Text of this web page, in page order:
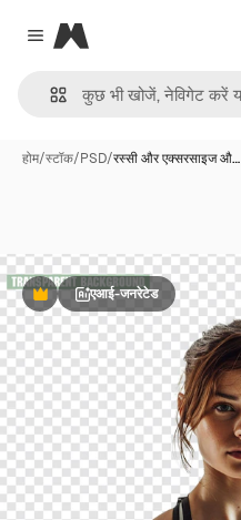
Close menu
Magnific
होम/स्टॉक/PSD/रस्सी और एक्सरसाइज औ…
Premiumएआई-जनरेटेड